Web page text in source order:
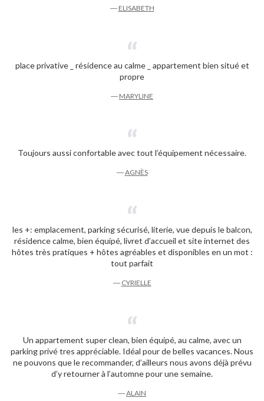
― ELISABETH
place privative _ résidence au calme _ appartement bien situé et
propre
― MARYLINE
Toujours aussi confortable avec tout l’équipement nécessaire.
―AGNÈS
les +: emplacement, parking sécurisé, literie, vue depuis le balcon,
résidence calme, bien équipé, livret d’accueil et site internet des
hôtes très pratiques + hôtes agréables et disponibles en un mot :
tout parfait
― CYRIELLE
Un appartement super clean, bien équipé, au calme, avec un
parking privé tres appréciable. Idéal pour de belles vacances. Nous
ne pouvons que le recommander, d’ailleurs nous avons déjà prévu
d’y retourner à l’automne pour une semaine.
―ALAIN